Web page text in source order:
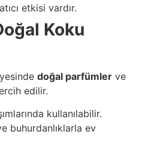
etkisi vardır.
Koku
doğal parfümler ve
edilir.
kullanılabilir.
buhurdanlıklarla ev